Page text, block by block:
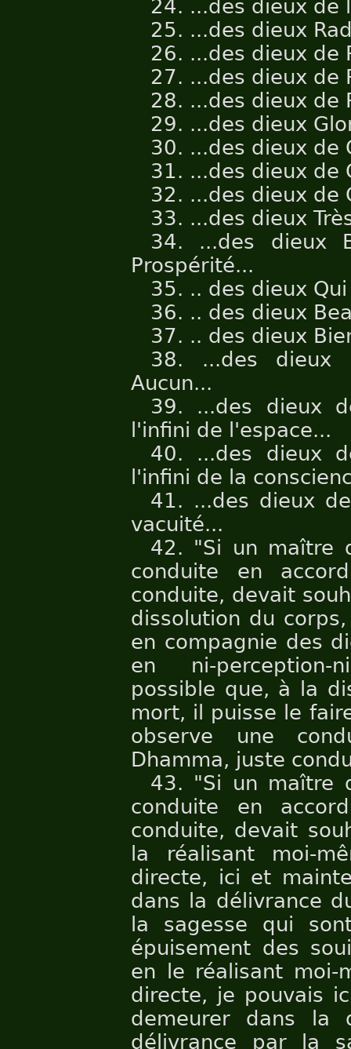
24. ...des dieux de
25. ...des dieux
26. ...des dieux de
27. ...des dieux de
28. ...des dieux de
29. ...des dieux
30. ...des dieux de
31. ...des dieux de
32. ...des dieux de
33. ...des dieux
34. ...des dieux
Prospérité...
35. .. des dieux
36. .. des dieux
37. .. des dieux
38. ...des dieux
Aucun...
39. ...des dieux
l'infini de l'espace...
40. ...des dieux
l'infini de la
41. ...des dieux
vacuité...
42. "Si un maître
conduite en
conduite, devait
dissolution du
en compagnie des
en ni-perception-
possible que, à la
mort, il puisse le
observe une
Dhamma, juste
43. "Si un maître
conduite en
conduite, devait
la réalisant moi-
directe, ici et
dans la délivrance
la sagesse qui
épuisement des
en le réalisant moi-
directe, je pouvais
demeurer dans la
délivrance par la